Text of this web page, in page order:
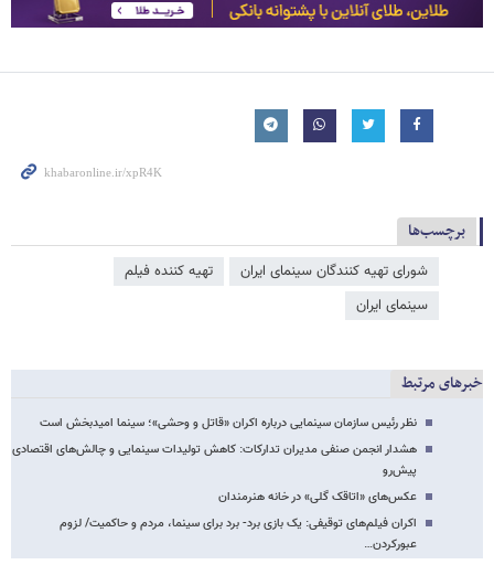
برچسب‌ها
شورای تهیه کنندگان سینمای ایران
تهیه کننده فیلم
سینمای ایران
خبرهای مرتبط
نظر رئیس سازمان سینمایی درباره اکران «قاتل و وحشی»؛ سینما امیدبخش است
هشدار انجمن صنفی مدیران تدارکات: کاهش تولیدات سینمایی و چالش‌های اقتصادی
پیش‌رو
عکس‌های «اتاقک گلی» در خانه هنرمندان
اکران فیلم‌های توقیفی: یک بازی برد- برد برای سینما، مردم و حاکمیت/ لزوم
عبورکردن…